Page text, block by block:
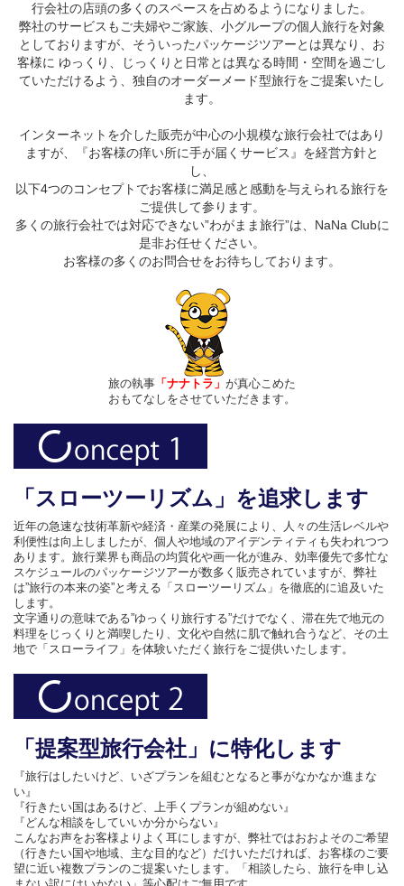
行会社の店頭の多くのスペースを占めるようになりました。
弊社のサービスもご夫婦やご家族、小グループの個人旅行を対象
としておりますが、そういったパッケージツアーとは異なり、お
客様に ゆっくり、じっくりと日常とは異なる時間・空間を過ごし
ていただけるよう、独自のオーダーメード型旅行をご提案いたし
ます。
インターネットを介した販売が中心の小規模な旅行会社ではあり
ますが、『お客様の痒い所に手が届くサービス』を経営方針と
し、
以下4つのコンセプトでお客様に満足感と感動を与えられる旅行を
ご提供して参ります。
多くの旅行会社では対応できない”わがまま旅行”は、NaNa Clubに
是非お任せください。
お客様の多くのお問合せをお待ちしております。
旅の執事 「ナナトラ」 が真心こめた
おもてなしをさせていただきます。
「スローツーリズム」を追求します
近年の急速な技術革新や経済・産業の発展により、人々の生活レベルや
利便性は向上しましたが、個人や地域のアイデンティティも失われつつ
あります。旅行業界も商品の均質化や画一化が進み、効率優先で多忙な
スケジュールのパッケージツアーが数多く販売されていますが、弊社
は”旅行の本来の姿”と考える「スローツーリズム」を徹底的に追及いた
します。
文字通りの意味である”ゆっくり旅行する”だけでなく、滞在先で地元の
料理をじっくりと満喫したり、文化や自然に肌で触れ合うなど、その土
地で「スローライフ」を体験いただく旅行をご提供いたします。
「提案型旅行会社」に特化します
『旅行はしたいけど、いざプランを組むとなると事がなかなか進まな
い』
『行きたい国はあるけど、上手くプランが組めない』
『どんな相談をしていいか分からない』
こんなお声をお客様よりよく耳にしますが、弊社ではおおよそのご希望
（行きたい国や地域、主な目的など）だけいただければ、お客様のご要
望に近い複数プランのご提案いたします。「相談したら、旅行を申し込